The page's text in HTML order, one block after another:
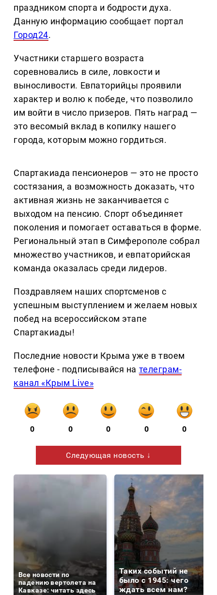
праздником спорта и бодрости духа.
Данную информацию сообщает портал
Город24.
Участники старшего возраста
соревновались в силе, ловкости и
выносливости. Евпаторийцы проявили
характер и волю к победе, что позволило
им войти в число призеров. Пять наград —
это весомый вклад в копилку нашего
города, которым можно гордиться.
Спартакиада пенсионеров — это не просто
состязания, а возможность доказать, что
активная жизнь не заканчивается с
выходом на пенсию. Спорт объединяет
поколения и помогает оставаться в форме.
Региональный этап в Симферополе собрал
множество участников, и евпаторийская
команда оказалась среди лидеров.
Поздравляем наших спортсменов с
успешным выступлением и желаем новых
побед на всероссийском этапе
Спартакиады!
Последние новости Крыма уже в твоем
телефоне - подписывайся на телеграм-
канал «Крым Live»
0 0 0 0 0
Следующая новость ↓
Все новости по
падению вертолета на
Кавказе: читать здесь
Таких событий не
было с 1945: чего
ждать всем нам?